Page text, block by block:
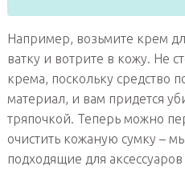
Например, возьмите крем
ватку и вотрите в кожу. Не
крема, поскольку средство
материал, и вам придется
тряпочкой. Теперь можно
очистить кожаную сумку –
подходящие для